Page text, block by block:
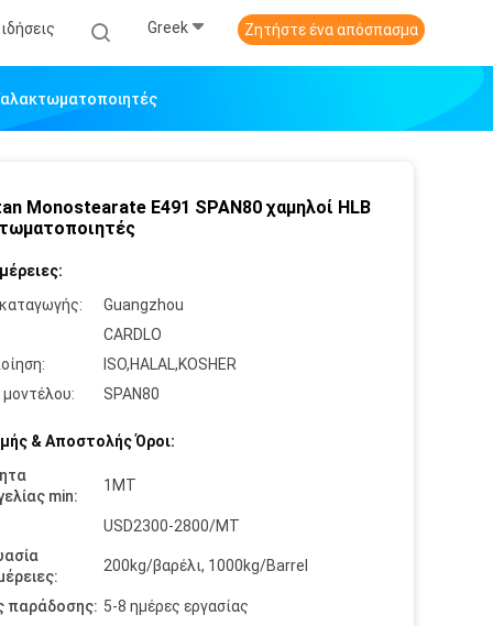
Greek Ζητήστε ένα απόσπασμα
Monostearate E491 SPAN80 χαμηλοί HLB
Guangzhou
CARDLO
ISO,HALAL,KOSHER
SPAN80
& Αποστολής Όροι:
min:
1MT
USD2300-2800/MT
200kg/βαρέλι, 1000kg/Barrel
παράδοσης: 5-8 ημέρες εργασίας